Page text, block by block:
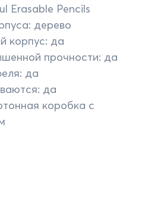
Erasable Pencils
дерево
корпус: да
прочности: да
да
да
коробка c